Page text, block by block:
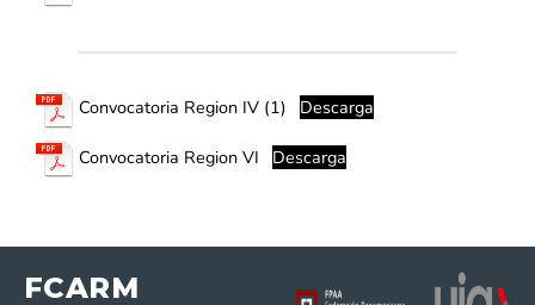
Convocatoria Region IV (1) Descarga
Convocatoria Region VI Descarga
FCARM